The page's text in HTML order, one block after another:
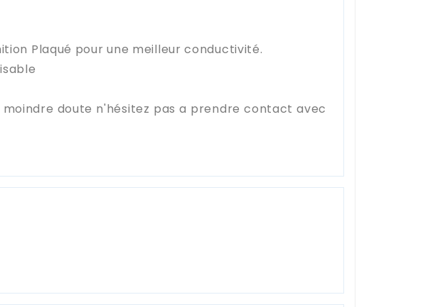
Plaqué pour une meilleur conductivité.
doute n'hésitez pas a prendre contact avec